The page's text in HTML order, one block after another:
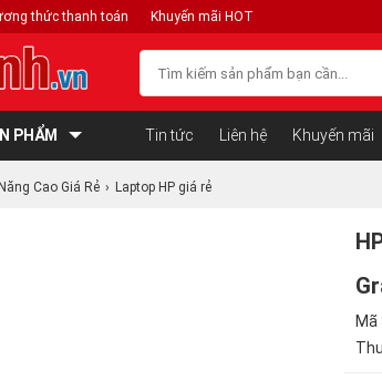
thức thanh toán Khuyến mãi HOT
PHẨM Tin tức Liên hệ Khuyến mãi
Cao Giá Rẻ Laptop HP giá rẻ
Mã